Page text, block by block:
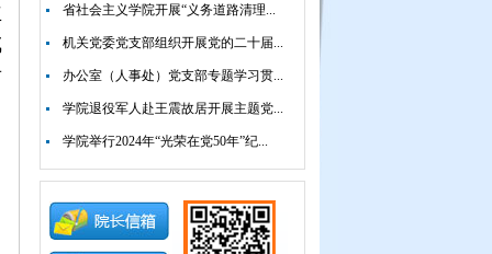
省社会主义学院开展“义务道路清理...
机关党委党支部组织开展党的二十届...
办公室（人事处）党支部专题学习贯...
学院退役军人赴王震故居开展主题党...
学院举行2024年“光荣在党50年”纪...